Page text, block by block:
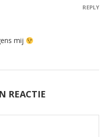
mij
REPLY
REACTIE